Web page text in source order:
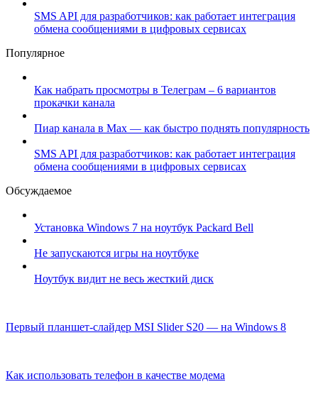
SMS API для разработчиков: как работает интеграция
обмена сообщениями в цифровых сервисах
Популярное
Как набрать просмотры в Телеграм – 6 вариантов
прокачки канала
Пиар канала в Max — как быстро поднять популярность
SMS API для разработчиков: как работает интеграция
обмена сообщениями в цифровых сервисах
Обсуждаемое
Установка Windows 7 на ноутбук Packard Bell
Не запускаются игры на ноутбуке
Ноутбук видит не весь жесткий диск
Первый планшет-слайдер MSI Slider S20 — на Windows 8
Как использовать телефон в качестве модема